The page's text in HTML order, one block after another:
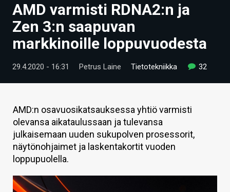
UUTISET
ARTIKKELIT
VIDEOT
TECHBBS
TIETOA
HINTA.FI
KAUPPA
AMD varmisti RDNA2:n ja
Zen 3:n saapuvan
markkinoille loppuvuodesta
29.4.2020 - 16:31 Petrus Laine Tietotekniikka 32
AMD:n osavuosikatsauksessa yhtiö varmisti
olevansa aikataulussaan ja tulevansa
julkaisemaan uuden sukupolven prosessorit,
näytönohjaimet ja laskentakortit vuoden
loppupuolella.